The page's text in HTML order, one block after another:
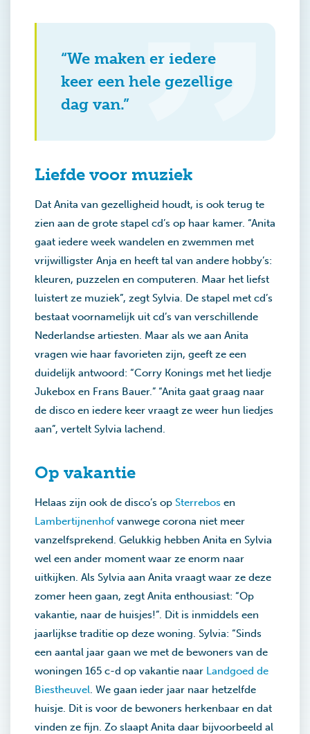
“We maken er iedere
keer een hele gezellige
dag van.”
Liefde voor muziek
Dat Anita van gezelligheid houdt, is ook terug te
zien aan de grote stapel cd’s op haar kamer. “Anita
gaat iedere week wandelen en zwemmen met
vrijwilligster Anja en heeft tal van andere hobby’s:
kleuren, puzzelen en computeren. Maar het liefst
luistert ze muziek”, zegt Sylvia. De stapel met cd’s
bestaat voornamelijk uit cd’s van verschillende
Nederlandse artiesten. Maar als we aan Anita
vragen wie haar favorieten zijn, geeft ze een
duidelijk antwoord: “Corry Konings met het liedje
Jukebox en Frans Bauer.” “Anita gaat graag naar
de disco en iedere keer vraagt ze weer hun liedjes
aan”, vertelt Sylvia lachend.
Op vakantie
Helaas zijn ook de disco’s op Sterrebos en
Lambertijnenhof vanwege corona niet meer
vanzelfsprekend. Gelukkig hebben Anita en Sylvia
wel een ander moment waar ze enorm naar
uitkijken. Als Sylvia aan Anita vraagt waar ze deze
zomer heen gaan, zegt Anita enthousiast: “Op
vakantie, naar de huisjes!”. Dit is inmiddels een
jaarlijkse traditie op deze woning. Sylvia: “Sinds
een aantal jaar gaan we met de bewoners van de
woningen 165 c-d op vakantie naar Landgoed de
Biestheuvel. We gaan ieder jaar naar hetzelfde
huisje. Dit is voor de bewoners herkenbaar en dat
vinden ze fijn. Zo slaapt Anita daar bijvoorbeeld al